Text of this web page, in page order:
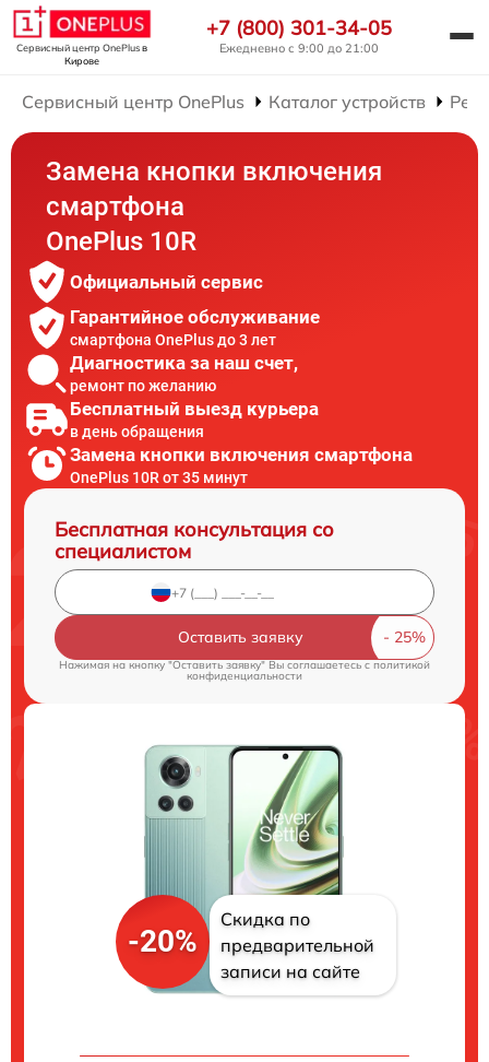
Сервисный центр OnePlusв
Кирове
+7 (800) 301-34-05
Ежедневно с 9:00 до 21:00
Сервисный центр OnePlus Каталог устройств
Замена кнопки включения
смартфона
OnePlus 10R
Официальный сервис
Гарантийное обслуживание
смартфона OnePlus до 3 лет
Диагностика за наш счет,
ремонт по желанию
Бесплатный выезд курьера
в день обращения
Замена кнопки включения смартфона
OnePlus 10R от 35 минут
Бесплатная консультация со
специалистом
Оставить заявку
Нажимая на кнопку "Оставить заявку" Вы соглашаетесь c политикой
конфиденциальности
-20%
Скидка по
предварительной
записи на сайте